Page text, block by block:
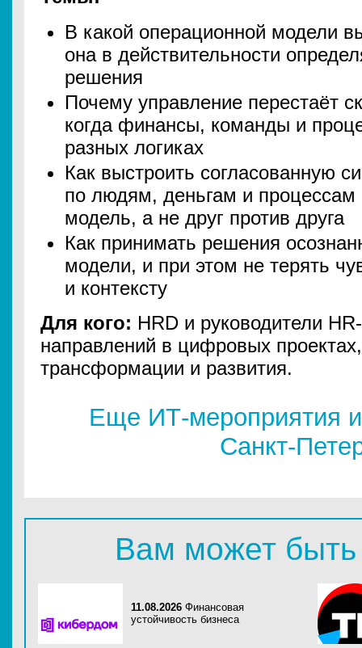
В какой операционной модели
она в действительности
решения
Почему управление перестаёт
когда финансы, команды и
разных логиках
Как выстроить согласованную
по людям, деньгам и процессам
модель, а не друг против друга
Как принимать решения
модели, и при этом не терять
и контексту
Для кого: HRD и руководители
направлений в цифровых
трансформации и развития.
Еще ИТ-мероприятия
Санкт-
Вам может быть
11.08.2026 Финансовая
устойчивость бизнеса